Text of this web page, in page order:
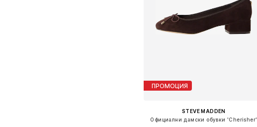
ПРОМОЦИЯ
STEVE MADDEN
Официални дамски обувки 'Cherisher'